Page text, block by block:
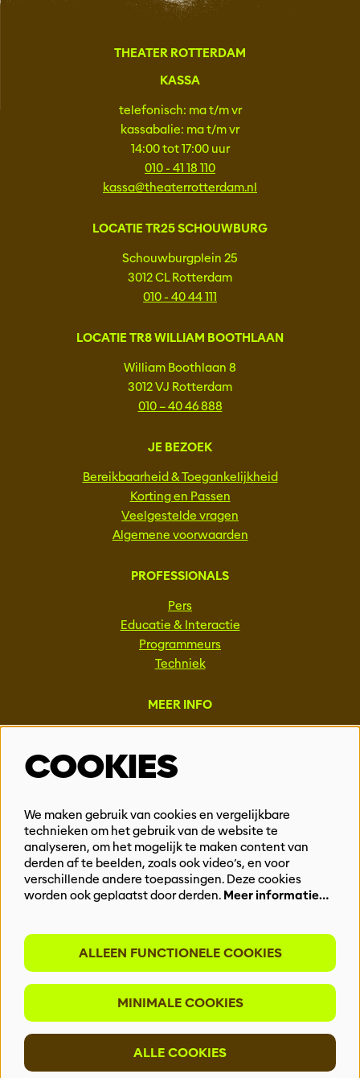
THEATER ROTTERDAM
KASSA
telefonisch: ma t/m vr
kassabalie: ma t/m vr
14:00 tot 17:00 uur
010 - 41 18 110
kassa@theaterrotterdam.nl
LOCATIE TR25 SCHOUWBURG
Schouwburgplein 25
3012 CL Rotterdam
010 - 40 44 111
LOCATIE TR8 WILLIAM BOOTHLAAN
William Boothlaan 8
3012 VJ Rotterdam
010 – 40 46 888
JE BEZOEK
Bereikbaarheid & Toegankelijkheid
Korting en Passen
Veelgestelde vragen
Algemene voorwaarden
PROFESSIONALS
Pers
Educatie & Interactie
Programmeurs
Techniek
MEER INFO
Vacatures
Events & Partnerships
Privacy
BLIJF OP DE HOOGTE
Meld je aan voor onze nieuwsbrief
INSCHRIJVEN
COOKIES
We maken gebruik van cookies en vergelijkbare
technieken om het gebruik van de website te
analyseren, om het mogelijk te maken content van
derden af te beelden, zoals ook video’s, en voor
verschillende andere toepassingen. Deze cookies
worden ook geplaatst door derden. Meer informatie…
ALLEEN FUNCTIONELE COOKIES
MINIMALE COOKIES
ALLE COOKIES